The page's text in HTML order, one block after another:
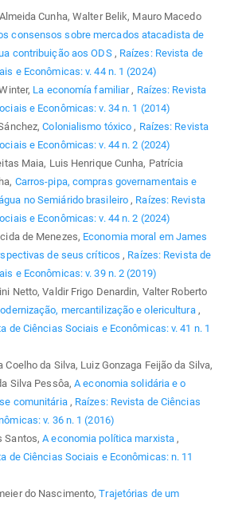
Cunha, Walter Belik, Mauro Macedo
consensos sobre mercados atacadista de
contribuição aos ODS , Raízes: Revista de
e Econômicas: v. 44 n. 1 (2024)
La economía familiar, Raízes: Revista
e Econômicas: v. 34 n. 1 (2014)
Colonialismo tóxico, Raízes: Revista
e Econômicas: v. 44 n. 2 (2024)
Maia, Luis Henrique Cunha, Patrícia
Carros-pipa, compras governamentais e
no Semiárido brasileiro, Raízes: Revista
e Econômicas: v. 44 n. 2 (2024)
de Menezes, Economia moral em James
de seus críticos, Raízes: Revista de
e Econômicas: v. 39 n. 2 (2019)
Netto, Valdir Frigo Denardin, Valter Roberto
mercantilização e olericultura ,
de Ciências Sociais e Econômicas: v. 41 n. 1
Coelho da Silva, Luiz Gonzaga Feijão da Silva,
Silva Pessôa,A economia solidária e o
comunitária , Raízes: Revista de Ciências
v. 36 n. 1 (2016)
Santos,A economia política marxista,
de Ciências Sociais e Econômicas: n. 11
do Nascimento,Trajetórias de um